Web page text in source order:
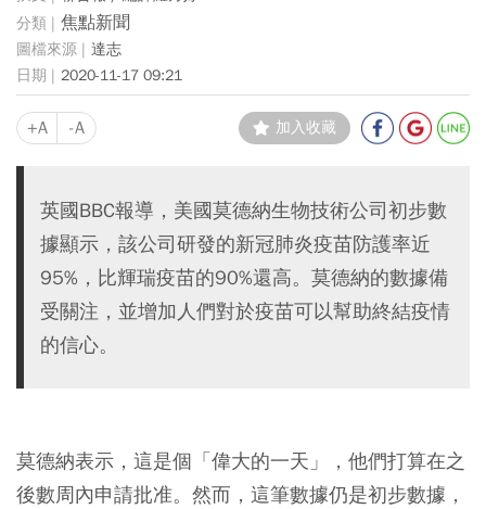
焦點新聞
達志
2020-11-17 09:21
+A -A 加入收藏
英國BBC報導，美國莫德納生物技術公司初步數
據顯示，該公司研發的新冠肺炎疫苗防護率近
95%，比輝瑞疫苗的90%還高。莫德納的數據備
受關注，並增加人們對於疫苗可以幫助終結疫情
的信心。
莫德納表示，這是個「偉大的一天」，他們打算在之
後數周內申請批准。然而，這筆數據仍是初步數據，